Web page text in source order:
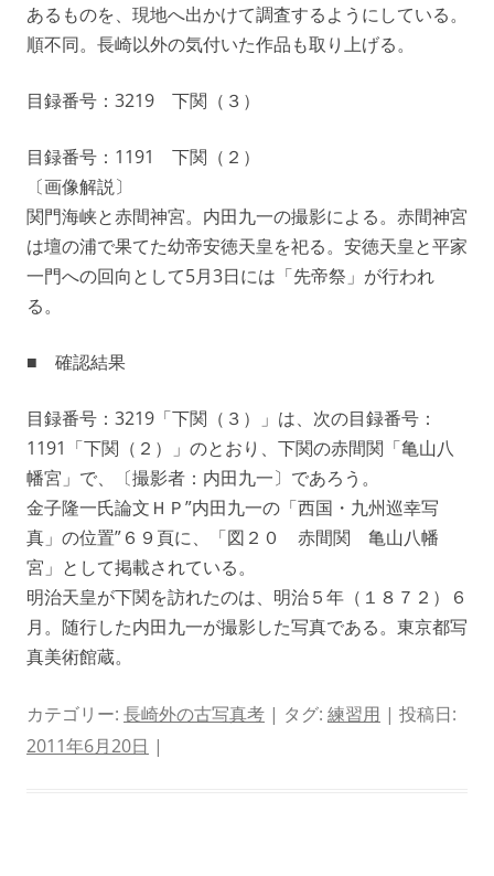
あるものを、現地へ出かけて調査するようにしている。
順不同。長崎以外の気付いた作品も取り上げる。
目録番号：3219 下関（３）
目録番号：1191 下関（２）
〔画像解説〕
関門海峡と赤間神宮。内田九一の撮影による。赤間神宮
は壇の浦で果てた幼帝安徳天皇を祀る。安徳天皇と平家
一門への回向として5月3日には「先帝祭」が行われ
る。
■ 確認結果
目録番号：3219「下関（３）」は、次の目録番号：
1191「下関（２）」のとおり、下関の赤間関「亀山八
幡宮」で、〔撮影者：内田九一〕であろう。
金子隆一氏論文ＨＰ”内田九一の「西国・九州巡幸写
真」の位置”６９頁に、「図２０ 赤間関 亀山八幡
宮」として掲載されている。
明治天皇が下関を訪れたのは、明治５年（１８７２）６
月。随行した内田九一が撮影した写真である。東京都写
真美術館蔵。
カテゴリー: 長崎外の古写真考 | タグ: 練習用 | 投稿日:
2011年6月20日 |